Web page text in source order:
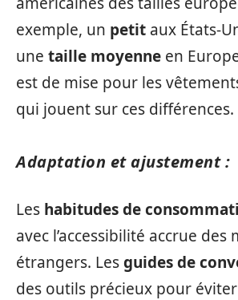
exemple, un petit aux États-
une taille moyenne en
est de mise pour les
qui jouent sur ces différences.
Adaptation et ajustement :
Les habitudes de
avec l’accessibilité accrue des
étrangers. Lesguides de
des outils précieux pour